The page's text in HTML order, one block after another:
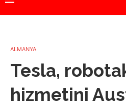
ALMANYA
Tesla,
hizmetini